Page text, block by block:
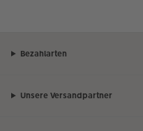
Bezahlarten
Unsere Versandpartner